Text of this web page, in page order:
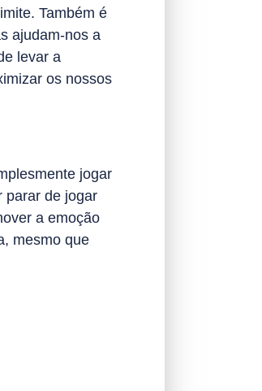
Também é
ajudam-nos a
levar a
os nossos
jogar
parar de jogar
a emoção
mesmo que